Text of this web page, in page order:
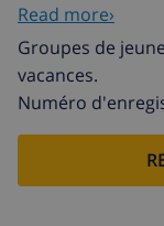
haut.
Seven Seas est
privée.
Entrée: vous
salle de séjour
Read more›
Groupes de
vacances.
Numéro